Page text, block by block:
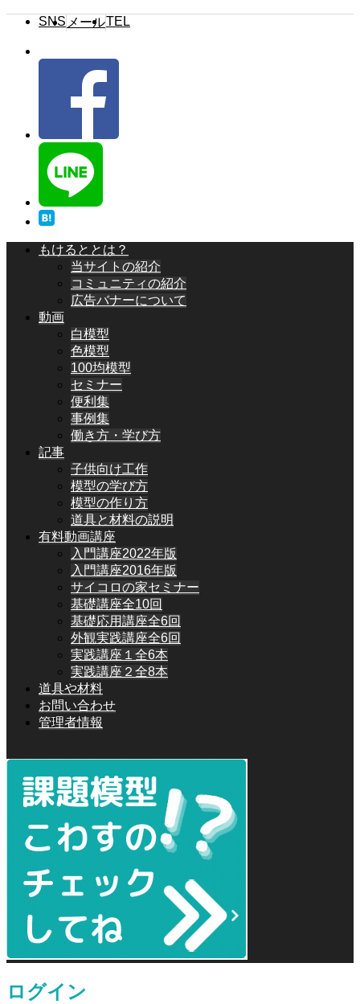
SNS メールTEL
もけるととは？
当サイトの紹介
コミュニティの紹介
広告バナーについて
動画
白模型
色模型
100均模型
セミナー
便利集
事例集
働き方・学び方
記事
子供向け工作
模型の学び方
模型の作り方
道具と材料の説明
有料動画講座
入門講座2022年版
入門講座2016年版
サイコロの家セミナー
基礎講座全10回
基礎応用講座全6回
外観実践講座全6回
実践講座１全6本
実践講座２全8本
道具や材料
お問い合わせ
管理者情報
ログイン